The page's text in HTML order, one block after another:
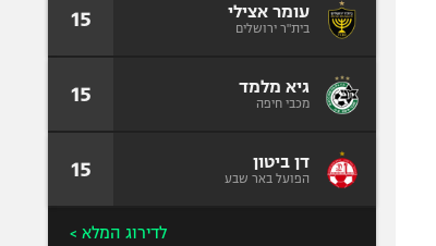
עומר אצילי
בית"ר ירושלים 15
גיא מלמד
מכבי חיפה 15
דן ביטון
הפועל באר שבע 15
לדירוג המלא >